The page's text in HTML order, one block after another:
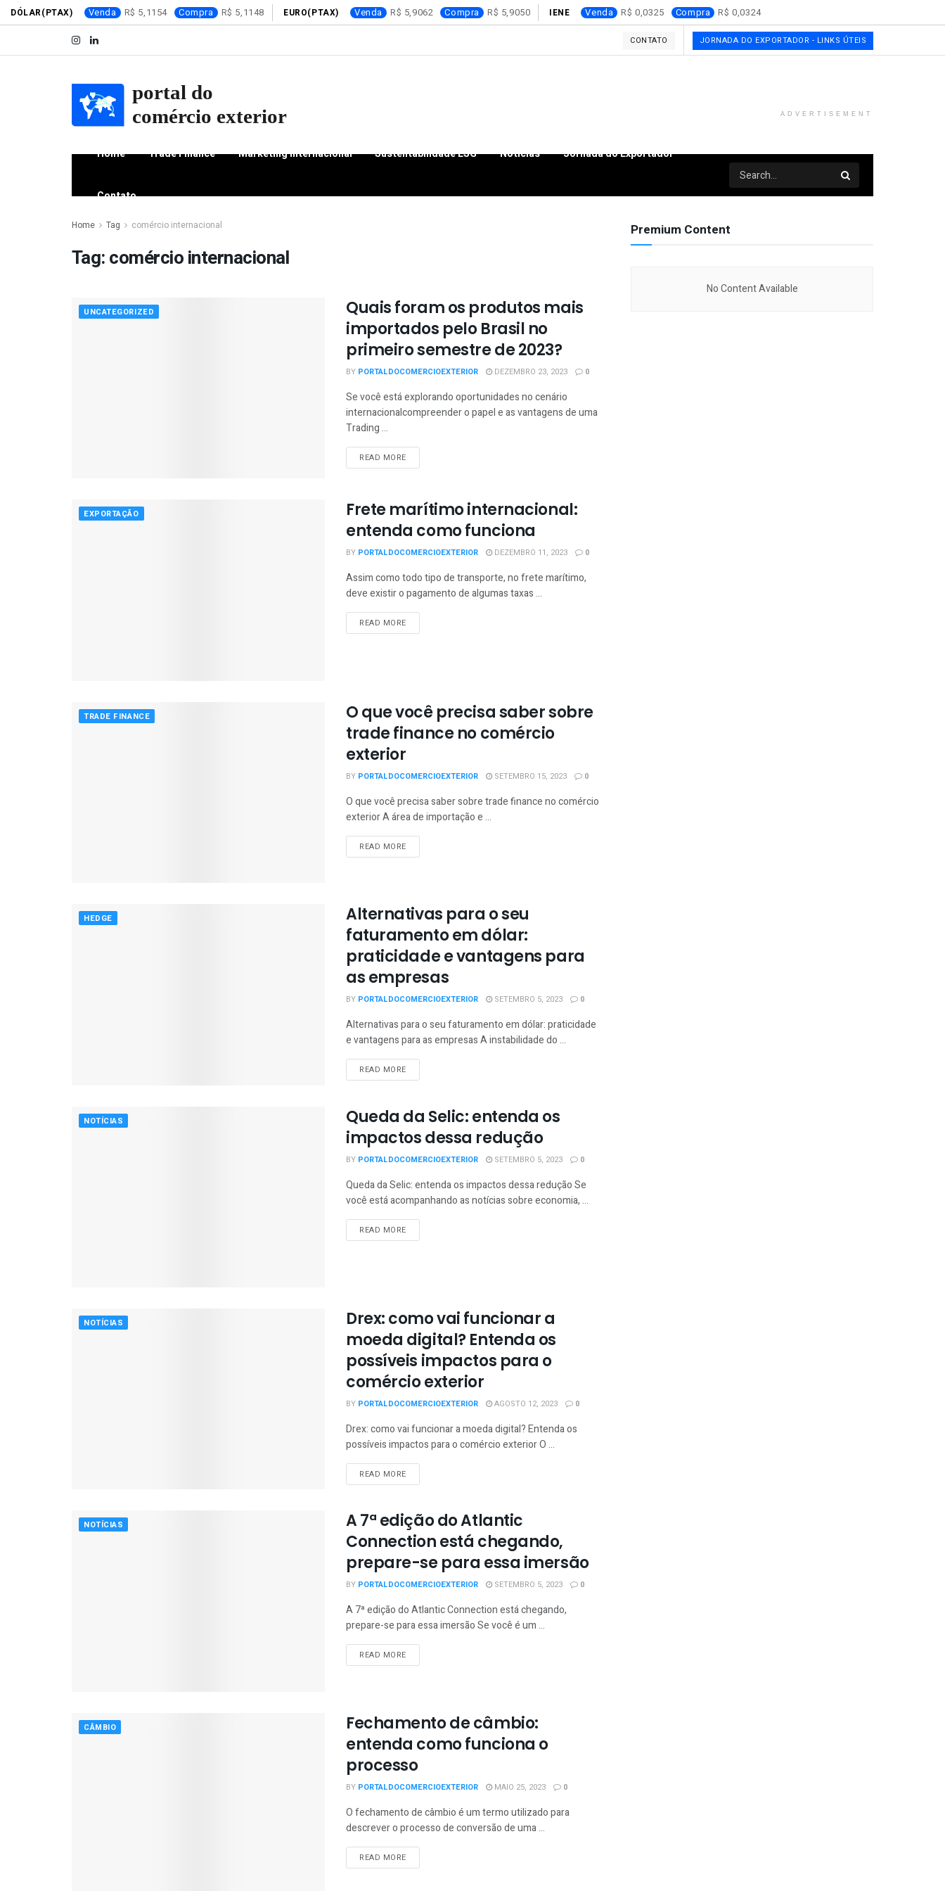
DÓLAR(PTAX) Venda 5,1154 Compra 5,1148 EURO(PTAX) Venda 5,9062 Compra 5,9050 IENE Venda 0,0325 Compra 0,0324
CONTATO JORNADA DO EXPORTADOR - LINKS ÚTEIS
ADVERTISEMENT
Home Trade Finance Marketing Internacional Sustentabilidade ESG Notícias Jornada do Exportador
Contato
Home Tag comércio internacional
Tag:comércio internacional
UNCATEGORIZED
Quais foram os produtos mais
importados pelo Brasil no
primeiro semestre de 2023?
BY PORTALDOCOMERCIOEXTERIOR DEZEMBRO 23, 2023 0
Se você está explorando oportunidades no cenário
internacionalcompreender o papel e as vantagens de uma
Trading ...
READ MORE
EXPORTAÇÃO
Frete marítimo internacional:
entenda como funciona
BY PORTALDOCOMERCIOEXTERIOR DEZEMBRO 11, 2023 0
Assim como todo tipo de transporte, no frete marítimo,
deve existir o pagamento de algumas taxas ...
READ MORE
TRADE FINANCE
O que você precisa saber sobre
trade finance no comércio
exterior
BY PORTALDOCOMERCIOEXTERIOR SETEMBRO 15, 2023 0
O que você precisa saber sobre trade finance no comércio
exterior A área de importação e ...
READ MORE
HEDGE
Alternativas para o seu
faturamento em dólar:
praticidade e vantagens para
as empresas
BY PORTALDOCOMERCIOEXTERIOR SETEMBRO 5, 2023 0
Alternativas para o seu faturamento em dólar: praticidade
e vantagens para as empresas A instabilidade do ...
READ MORE
NOTÍCIAS
Queda da Selic: entenda os
impactos dessa redução
BY PORTALDOCOMERCIOEXTERIOR SETEMBRO 5, 2023 0
Queda da Selic: entenda os impactos dessa redução Se
você está acompanhando as notícias sobre economia, ...
READ MORE
NOTÍCIAS
Drex: como vai funcionar a
moeda digital? Entenda os
possíveis impactos para o
comércio exterior
BY PORTALDOCOMERCIOEXTERIOR AGOSTO 12, 2023 0
Drex: como vai funcionar a moeda digital? Entenda os
possíveis impactos para o comércio exterior O ...
READ MORE
NOTÍCIAS
A 7ª edição do Atlantic
Connection está chegando,
prepare-se para essa imersão
BY PORTALDOCOMERCIOEXTERIOR SETEMBRO 5, 2023 0
A 7ª edição do Atlantic Connection está chegando,
prepare-se para essa imersão Se você é um ...
READ MORE
CÂMBIO
Fechamento de câmbio:
entenda como funciona o
processo
BY PORTALDOCOMERCIOEXTERIOR MAIO 25, 2023 0
O fechamento de câmbio é um termo utilizado para
descrever o processo de conversão de uma ...
READ MORE
Premium Content
No Content Available